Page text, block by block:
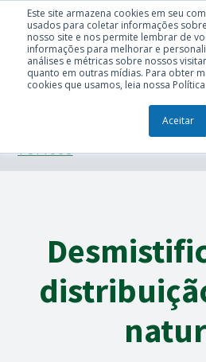
Este site armazena cookies em seu
usados para coletar informações
nosso site e nos permite lembrar de
informações para melhorar e
análises e métricas sobre nossos
quanto em outras mídias. Para obter
cookies que usamos, leia nossa
Aceitar
TÓPICOS